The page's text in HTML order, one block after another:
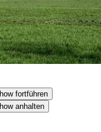
fortführen
anhalten